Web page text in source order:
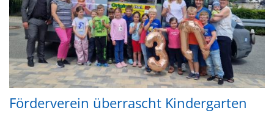
Förderverein überrascht Kindergarten